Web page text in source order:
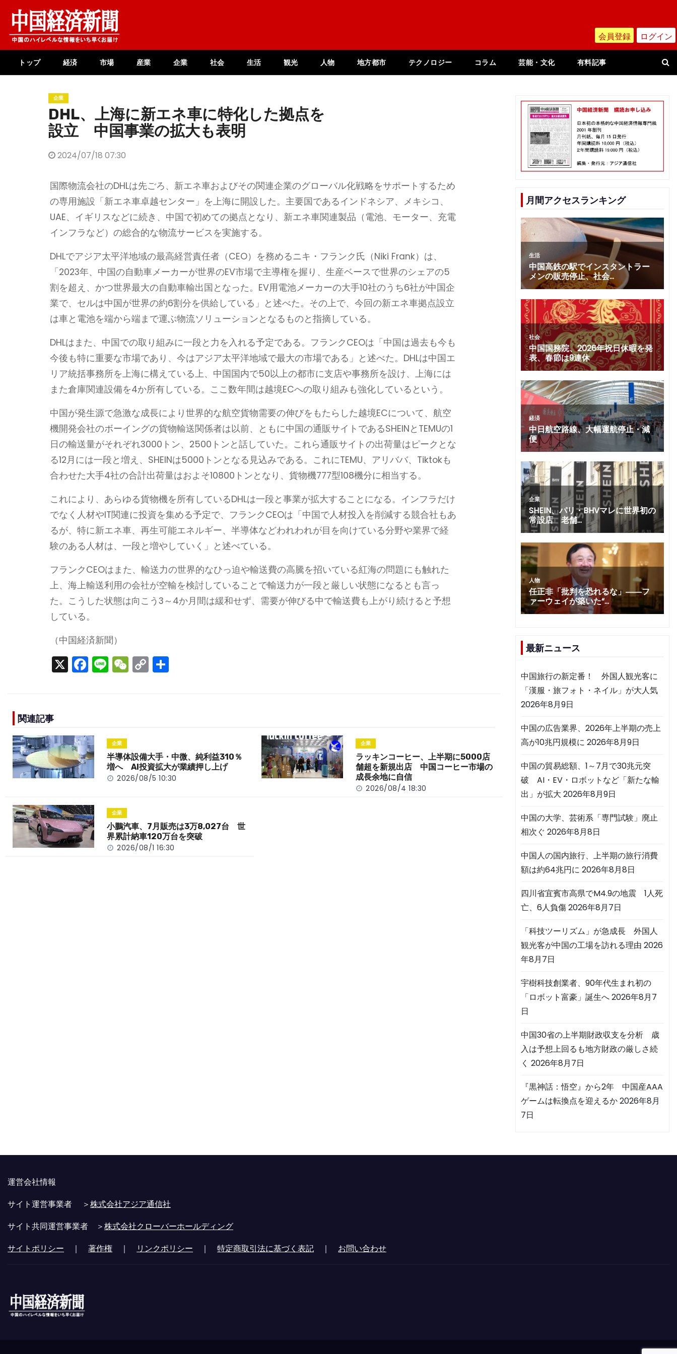
content
会員登録 ログイン
トップ 経済 市場 産業 企業 社会 生活 観光 人物 地方都市 テクノロジー コラム 芸能・文化 有料記事
企業
DHL、上海に新エネ車に特化した拠点を
設立 中国事業の拡大も表明
2024/07/18 07:30
国際物流会社のDHLは先ごろ、新エネ車およびその関連企業のグローバル化戦略をサポートするため
の専用施設「新エネ車卓越センター」を上海に開設した。主要国であるインドネシア、メキシコ、
UAE、イギリスなどに続き、中国で初めての拠点となり、新エネ車関連製品（電池、モーター、充電
インフラなど）の総合的な物流サービスを実施する。
DHLでアジア太平洋地域の最高経営責任者（CEO）を務めるニキ・フランク氏（Niki Frank）は、
「2023年、中国の自動車メーカーが世界のEV市場で主導権を握り、生産ベースで世界のシェアの5
割を超え、かつ世界最大の自動車輸出国となった。EV用電池メーカーの大手10社のうち6社が中国企
業で、セルは中国が世界の約6割分を供給している」と述べた。その上で、今回の新エネ車拠点設立
は車と電池を端から端まで運ぶ物流ソリューションとなるものと指摘している。
DHLはまた、中国での取り組みに一段と力を入れる予定である。フランクCEOは「中国は過去も今も
今後も特に重要な市場であり、今はアジア太平洋地域で最大の市場である」と述べた。DHLは中国エ
リア統括事務所を上海に構えている上、中国国内で50以上の都市に支店や事務所を設け、上海には
また倉庫関連設備を4か所有している。ここ数年間は越境ECへの取り組みも強化しているという。
中国が発生源で急激な成長により世界的な航空貨物需要の伸びをもたらした越境ECについて、航空
機開発会社のボーイングの貨物輸送関係者は以前、ともに中国の通販サイトであるSHEINとTEMUの1
日の輸送量がそれぞれ3000トン、2500トンと話していた。これら通販サイトの出荷量はピークとな
る12月には一段と増え、SHEINは5000トンとなる見込みである。これにTEMU、アリババ、Tiktokも
合わせた大手4社の合計出荷量はおよそ10800トンとなり、貨物機777型108機分に相当する。
これにより、あらゆる貨物機を所有しているDHLは一段と事業が拡大することになる。インフラだけ
でなく人材やIT関連に投資を集める予定で、フランクCEOは「中国で人材投入を削減する競合社もあ
るが、特に新エネ車、再生可能エネルギー、半導体などわれわれが目を向けている分野や業界で経
験のある人材は、一段と増やしていく」と述べている。
フランクCEOはまた、輸送力の世界的なひっ迫や輸送費の高騰を招いている紅海の問題にも触れた
上、海上輸送利用の会社が空輸を検討していることで輸送力が一段と厳しい状態になるとも言っ
た。こうした状態は向こう3～4か月間は緩和せず、需要が伸びる中で輸送費も上がり続けると予想
している。
（中国経済新聞）
X F
a
o
o
k
Li
n
W
e
C
o
k
関連記事
企業
半導体設備大手・中微、純利益310％
増へ AI投資拡大が業績押し上げ
2026/08/5 10:30
企業
ラッキンコーヒー、上半期に5000店
舗超を新規出店 中国コーヒー市場の
成長余地に自信
2026/08/4 18:30
企業
小鵬汽車、7月販売は3万8,027台 世
界累計納車120万台を突破
2026/08/1 16:30
月間アクセスランキング
最新ニュース
中国旅行の新定番！ 外国人観光客に
「漢服・旅フォト・ネイル」が大人気
2026年8月9日
中国の広告業界、2026年上半期の売上
高が10兆円規模に 2026年8月9日
中国の貿易総額、1～7月で30兆元突
破 AI・EV・ロボットなど「新たな輸
出」が拡大 2026年8月9日
中国の大学、芸術系「専門試験」廃止
相次ぐ 2026年8月8日
中国人の国内旅行、上半期の旅行消費
額は約64兆円に 2026年8月8日
四川省宜賓市高県でM4.9の地震 1人死
亡、6人負傷2026年8月7日
「科技ツーリズム」が急成長 外国人
観光客が中国の工場を訪れる理由 2026
年8月7日
宇樹科技創業者、90年代生まれ初の
「ロボット富豪」誕生へ2026年8月7
日
中国30省の上半期財政収支を分析 歳
入は予想上回るも地方財政の厳しさ続
く 2026年8月7日
『黒神話：悟空』から2年 中国産AAA
ゲームは転換点を迎えるか2026年8月
7日
運営会社情報
サイト運営事業者 ＞株式会社アジア通信社
サイト共同運営事業者 ＞株式会社クローバーホールディング
サイトポリシー ｜ 著作権 ｜ リンクポリシー ｜ 特定商取引法に基づく表記 ｜ お問い合わせ